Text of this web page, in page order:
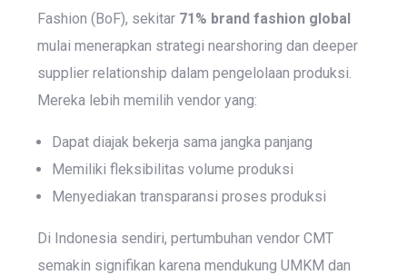
Fashion (BoF), sekitar 71% brand fashion global
mulai menerapkan strategi nearshoring dan deeper
supplier relationship dalam pengelolaan produksi.
Mereka lebih memilih vendor yang:
Dapat diajak bekerja sama jangka panjang
Memiliki fleksibilitas volume produksi
Menyediakan transparansi proses produksi
Di Indonesia sendiri, pertumbuhan vendor CMT
semakin signifikan karena mendukung UMKM dan